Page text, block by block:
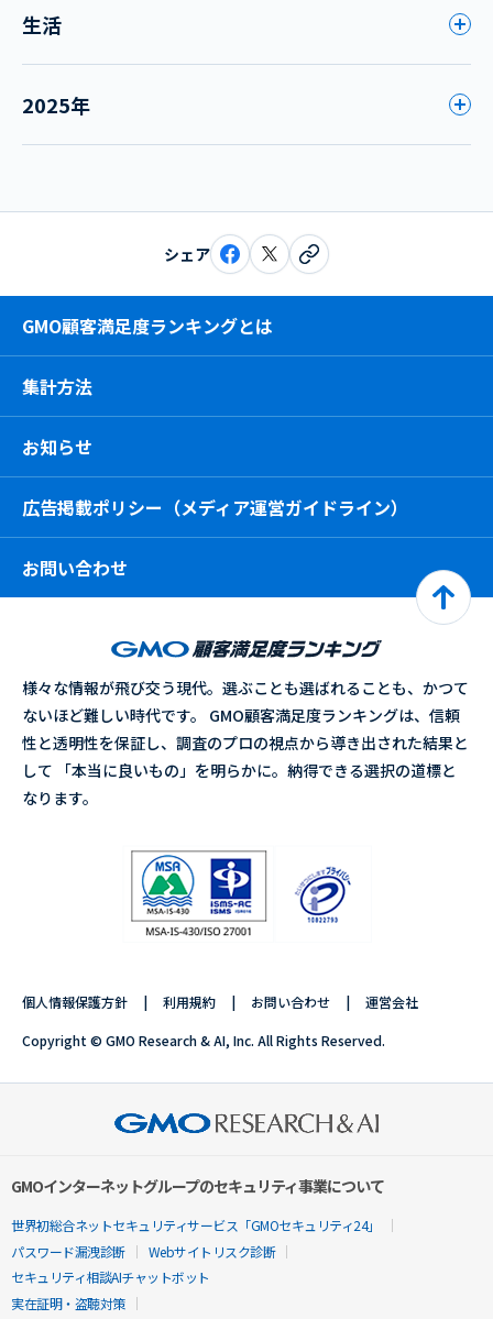
生活
2025年
シェア
GMO顧客満足度ランキングとは
集計方法
お知らせ
広告掲載ポリシー（メディア運営ガイドライン）
お問い合わせ
様々な情報が飛び交う現代。選ぶことも選ばれることも、かつて
ないほど難しい時代です。 GMO顧客満足度ランキングは、信頼
性と透明性を保証し、調査のプロの視点から導き出された結果と
して 「本当に良いもの」を明らかに。納得できる選択の道標と
なります。
個人情報保護方針 利用規約 お問い合わせ 運営会社
Copyright © GMO Research & AI, Inc. All Rights Reserved.
GMOインターネットグループのセキュリティ事業について
世界初総合ネットセキュリティサービス「GMOセキュリティ24」
パスワード漏洩診断
Webサイトリスク診断
セキュリティ相談AIチャットボット
実在証明・盗聴対策